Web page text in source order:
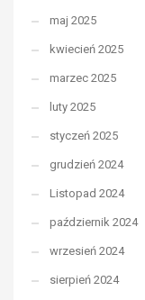
maj 2025
kwiecień 2025
marzec 2025
luty 2025
styczeń 2025
grudzień 2024
Listopad 2024
październik 2024
wrzesień 2024
sierpień 2024